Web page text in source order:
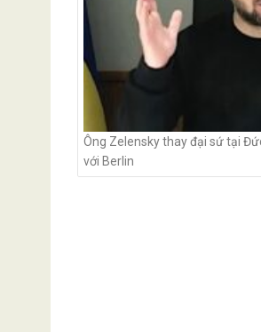
Ông Zelensky thay đại sứ tại
với Berlin